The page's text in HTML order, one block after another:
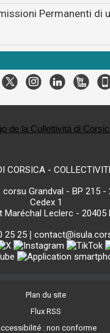
Permanenti di
CORSICA -
corsu Grandval - BP 215 -
Cedex 1
Maréchal Leclerc - 20405
25 25|
Plan du site
Flux RSS
: non conforme